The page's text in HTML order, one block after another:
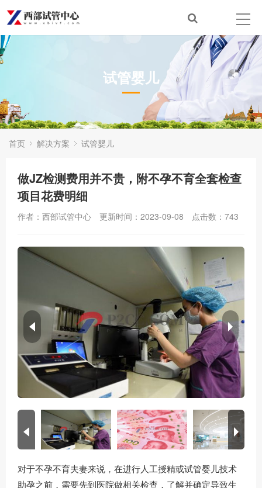
试管婴儿
首页 解决方案 试管婴儿
做JZ检测费用并不贵，附不孕不育全套检查
项目花费明细
作者：西部试管中心 更新时间：2023-09-08 点击数： 743
对于不孕不育夫妻来说，在进行人工授精或试管婴儿技术
助孕之前，需要先到医院做相关检查，了解并确定导致生